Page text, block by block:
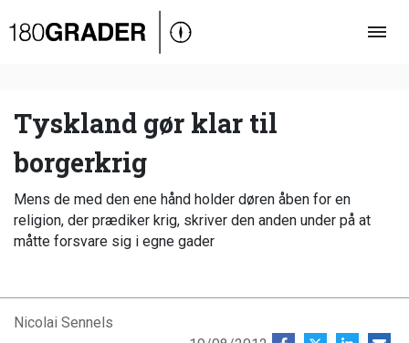
Oversigt
Debat
Video
Podcast
Tyskland gør klar til
borgerkrig
Mens de med den ene hånd holder døren åben for en
religion, der prædiker krig, skriver den anden under på at
måtte forsvare sig i egne gader
Nicolai Sennels